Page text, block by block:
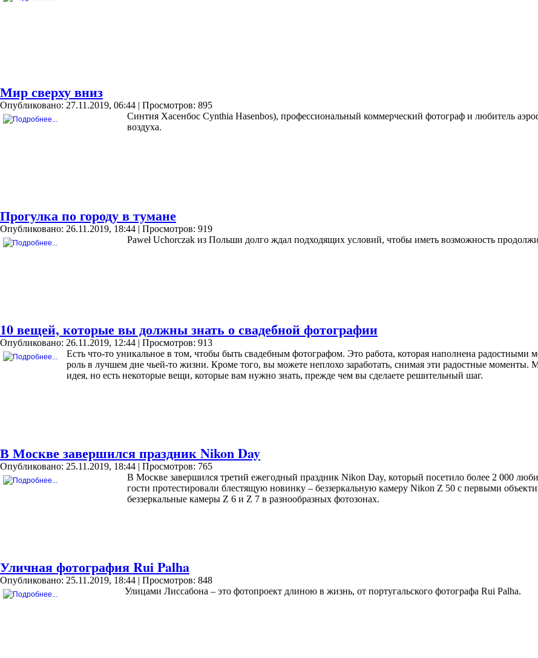
Мир сверху вниз
Опубликовано: 27.11.2019, 06:44 | Просмотров: 895
Синтия Хасенбос Cynthia Hasenbos), профессиональный коммерческий фотограф и любитель
воздуха.
Прогулка по городу в тумане
Опубликовано: 26.11.2019, 18:44 | Просмотров: 919
Paweł Uchorczak из Польши долго ждал подходящих условий, чтобы иметь возможность
10 вещей, которые вы должны знать о свадебной фотографии
Опубликовано: 26.11.2019, 12:44 | Просмотров: 913
Есть что-то уникальное в том, чтобы быть свадебным фотографом. Это работа, которая наполнена радостными
роль в лучшем дне чьей-то жизни. Кроме того, вы можете неплохо заработать, снимая эти радостные моменты.
идея, но есть некоторые вещи, которые вам нужно знать, прежде чем вы сделаете решительный шаг.
В Москве завершился праздник Nikon Day
Опубликовано: 25.11.2019, 18:44 | Просмотров: 765
В Москве завершился третий ежегодный праздник Nikon Day, который посетило более 2 000
гости протестировали блестящую новинку – беззеркальную камеру Nikon Z 50 с первыми
беззеркальные камеры Z 6 и Z 7 в разнообразных фотозонах.
Уличная фотография Rui Palha
Опубликовано: 25.11.2019, 18:44 | Просмотров: 848
Улицами Лиссабона – это фотопроект длиною в жизнь, от португальского фотографа Rui Palha.